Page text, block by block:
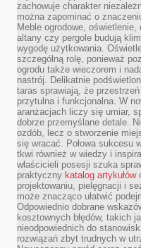
zachowuje charakter
można zapominać o
Meble ogrodowe, oświetlenie,
altany czy pergole budują
wygodę użytkowania.
szczególną rolę, ponieważ
ogrodu także wieczorem i
nastrój. Delikatnie
taras sprawiają, że
przytulna i funkcjonalna. W
aranżacjach liczy się umiar,
dobrze przemyślane detale.
ozdób, lecz o stworzenie
się wracać. Połowa sukcesu
tkwi również w wiedzy i
właścicieli posesji szuka
praktyczny katalog artykułów
projektowaniu, pielęgnacji i
może znacząco ułatwić
Odpowiednio dobrane
kosztownych błędów, takich
nieodpowiednich do
rozwiązań zbyt trudnych w